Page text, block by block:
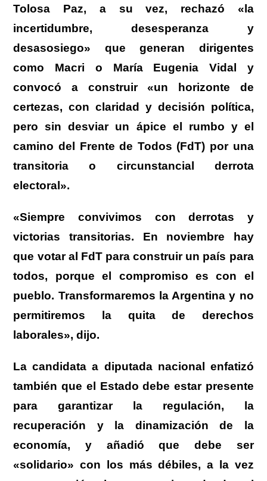
Tolosa Paz, a su vez, rechazó «la
incertidumbre, desesperanza y
desasosiego» que generan dirigentes
como Macri o María Eugenia Vidal y
convocó a construir «un horizonte de
certezas, con claridad y decisión política,
pero sin desviar un ápice el rumbo y el
camino del Frente de Todos (FdT) por una
transitoria o circunstancial derrota
electoral».
«Siempre convivimos con derrotas y
victorias transitorias. En noviembre hay
que votar al FdT para construir un país para
todos, porque el compromiso es con el
pueblo. Transformaremos la Argentina y no
permitiremos la quita de derechos
laborales», dijo.
La candidata a diputada nacional enfatizó
también que el Estado debe estar presente
para garantizar la regulación, la
recuperación y la dinamización de la
economía, y añadió que debe ser
«solidario» con los más débiles, a la vez